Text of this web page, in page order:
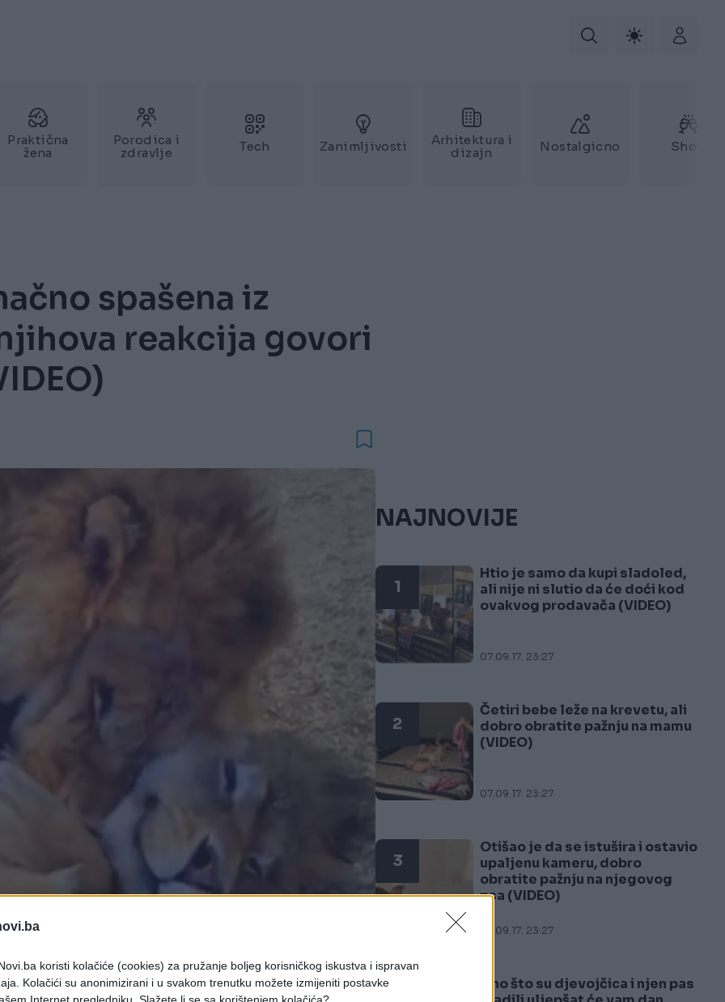
koristi kolačiće (cookies) za pružanje boljeg korisničkog iskustva i ispravan
Kolačići su anonimizirani i u svakom trenutku možete izmijeniti postavke
Praktična
žena
Porodica i
zdravlje
Tech Zanimljivosti
Arhitektura i
dizajn
Nostalgicno Show
spašena iz
reakcija govori
NAJNOVIJE
1
Htio je samo da kupi sladoled,
ali nije ni slutio da će doći kod
ovakvog prodavača (VIDEO)
07.09.17. 23:27
2
Četiri bebe leže na krevetu, ali
dobro obratite pažnju na mamu
(VIDEO)
07.09.17. 23:27
3
Otišao je da se istušira i ostavio
upaljenu kameru, dobro
obratite pažnju na njegovog
psa (VIDEO)
07.09.17. 23:27
Ono što su djevojčica i njen pas